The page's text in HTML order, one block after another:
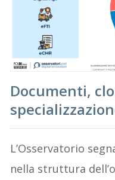
Documenti,
L’Osservatorio
nella struttura